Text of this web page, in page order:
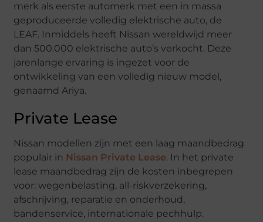
merk als eerste automerk met een in massa
geproduceerde volledig elektrische auto, de
LEAF. Inmiddels heeft Nissan wereldwijd meer
dan 500.000 elektrische auto’s verkocht. Deze
jarenlange ervaring is ingezet voor de
ontwikkeling van een volledig nieuw model,
genaamd Ariya.
Private Lease
Nissan modellen zijn met een laag maandbedrag
populair in Nissan Private Lease. In het private
lease maandbedrag zijn de kosten inbegrepen
voor: wegenbelasting, all-riskverzekering,
afschrijving, reparatie en onderhoud,
bandenservice, internationale pechhulp.